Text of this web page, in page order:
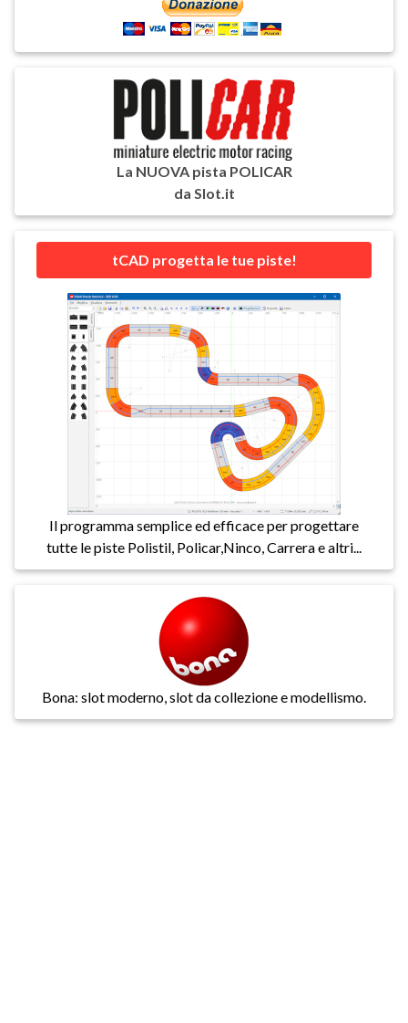
La NUOVA pista POLICAR
da Slot.it
tCAD progetta le tue piste!
Il programma semplice ed efficace per progettare
tutte le piste Polistil, Policar,Ninco, Carrera e altri...
Bona: slot moderno, slot da collezione e modellismo.